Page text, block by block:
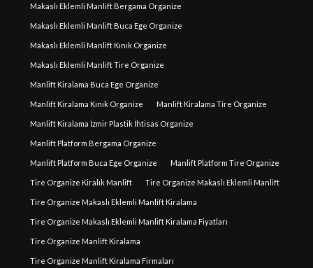
Makaslı Eklemli Manlift Bergama Organize
Makaslı Eklemli Manlift Buca Ege Organize
Makaslı Eklemli Manlift Kınık Organize
Makaslı Eklemli Manlift Tire Organize
Manlift Kiralama Buca Ege Organize
Manlift Kiralama Kınık Organize Manlift Kiralama Tire Organize
Manlift Kiralama İzmir Plastik İhtisas Organize
Manlift Platform Bergama Organize
Manlift Platform Buca Ege Organize Manlift Platform Tire Organize
Tire Organize Kiralık Manlift Tire Organize Makaslı Eklemli Manlift
Tire Organize Makaslı Eklemli Manlift Kiralama
Tire Organize Makaslı Eklemli Manlift Kiralama Fiyatları
Tire Organize Manlift Kiralama
Tire Organize Manlift Kiralama Firmaları